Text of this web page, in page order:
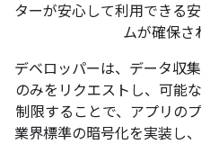
ターが安心して利用できる
ムが確保さ
デベロッパーは、データ収
のみをリクエストし、可能
制限することで、アプリの
業界標準の暗号化を実装し